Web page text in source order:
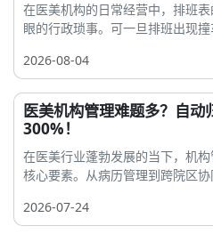
在医美机构的日常经营中，排班
眼的行政琐事。可一旦排班出现
2026-08-04
医美机构管理难题多？自动
300%！
在医美行业蓬勃发展的当下，机
核心要素。从病历管理到跨院区
2026-07-24